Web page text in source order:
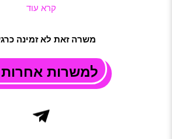
קרא עוד
משרה זאת לא זמינה
למשרות